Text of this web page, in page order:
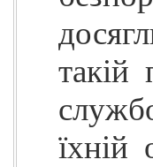
такій
їхній